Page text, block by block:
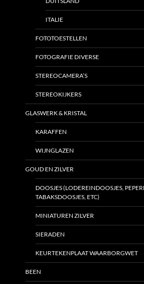
ITALIE
FOTOTOESTELLEN
FOTOGRAFIE DIVERSE
STEREOCAMERA’S
STEREOKIJKERS
GLASWERK & KRISTAL
KARAFFEN
WIJNGLAZEN
GOUD EN ZILVER
DOOSJES (LODEREINDOOSJES,
TABAKSDOOSJES, ETC)
MINIATUREN ZILVER
SIERADEN
KEURTEKENPLAAT WAARBORGWET
BEEN